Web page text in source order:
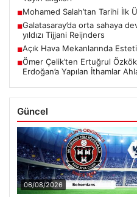
■Mohamed Salah’tan Tarihi İlk
■Galatasaray’da orta sahaya
yıldızı Tijjani Reijnders
■Açık Hava Mekanlarında
■Ömer Çelik’ten Ertuğrul
Erdoğan’a Yapılan İthamlar
Güncel
06/08/2026